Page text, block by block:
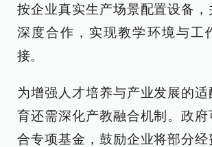
按企业真实生产场景配置设备，
深度合作，实现教学环境与工
接。
为增强人才培养与产业发展的
育还需深化产教融合机制。政
合专项基金，鼓励企业将部分